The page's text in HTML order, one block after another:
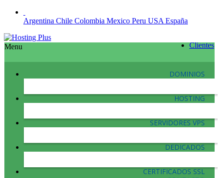
Argentina Chile Colombia Mexico Peru USA España
Clientes
Menu
DOMINIOS
HOSTING
SERVIDORES VPS
DEDICADOS
CERTIFICADOS SSL